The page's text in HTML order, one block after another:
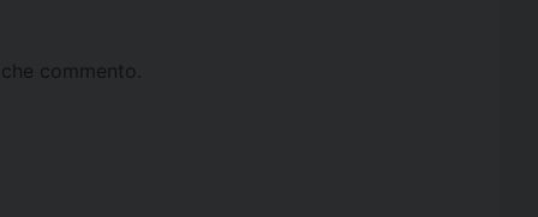
commento.